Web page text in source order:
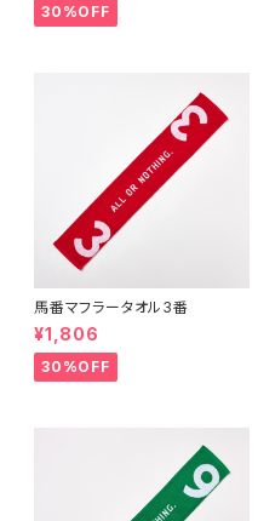
30%OFF
馬番マフラータオル3番
¥1,806
30%OFF